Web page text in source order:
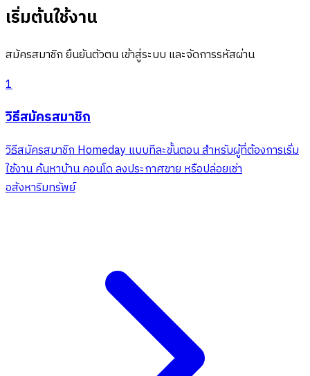
เริ่มต้นใช้งาน
สมัครสมาชิก ยืนยันตัวตน เข้าสู่ระบบ และจัดการรหัสผ่าน
1
วิธีสมัครสมาชิก
วิธีสมัครสมาชิก Homeday แบบทีละขั้นตอน สำหรับผู้ที่ต้องการเริ่ม
ใช้งาน ค้นหาบ้าน คอนโด ลงประกาศขาย หรือปล่อยเช่า
อสังหาริมทรัพย์